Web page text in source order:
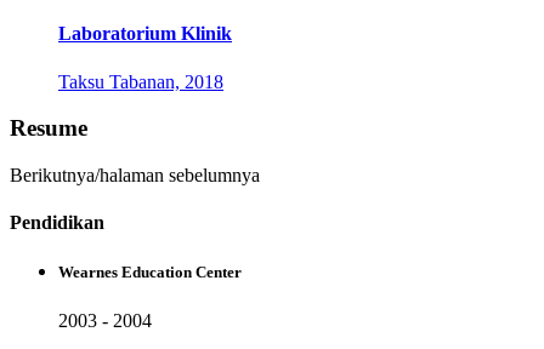
Laboratorium Klinik
Taksu Tabanan, 2018
Resume
Berikutnya/halaman sebelumnya
Pendidikan
Wearnes Education Center
2003 - 2004